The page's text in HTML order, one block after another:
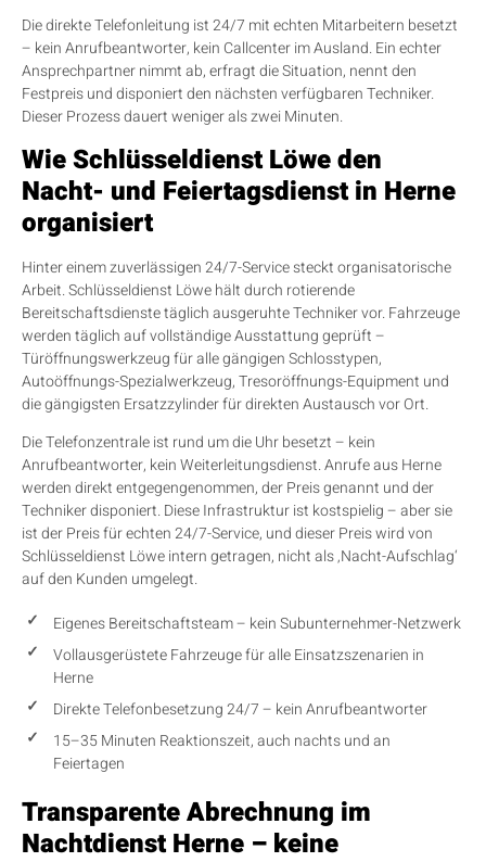
Die direkte Telefonleitung ist 24/7 mit echten Mitarbeitern besetzt
– kein Anrufbeantworter, kein Callcenter im Ausland. Ein echter
Ansprechpartner nimmt ab, erfragt die Situation, nennt den
Festpreis und disponiert den nächsten verfügbaren Techniker.
Dieser Prozess dauert weniger als zwei Minuten.
Wie Schlüsseldienst Löwe den
Nacht- und Feiertagsdienst in Herne
organisiert
Hinter einem zuverlässigen 24/7-Service steckt organisatorische
Arbeit. Schlüsseldienst Löwe hält durch rotierende
Bereitschaftsdienste täglich ausgeruhte Techniker vor. Fahrzeuge
werden täglich auf vollständige Ausstattung geprüft –
Türöffnungswerkzeug für alle gängigen Schlosstypen,
Autoöffnungs-Spezialwerkzeug, Tresoröffnungs-Equipment und
die gängigsten Ersatzzylinder für direkten Austausch vor Ort.
Die Telefonzentrale ist rund um die Uhr besetzt – kein
Anrufbeantworter, kein Weiterleitungsdienst. Anrufe aus Herne
werden direkt entgegengenommen, der Preis genannt und der
Techniker disponiert. Diese Infrastruktur ist kostspielig – aber sie
ist der Preis für echten 24/7-Service, und dieser Preis wird von
Schlüsseldienst Löwe intern getragen, nicht als ‚Nacht-Aufschlag‘
auf den Kunden umgelegt.
Eigenes Bereitschaftsteam – kein Subunternehmer-Netzwerk
Vollausgerüstete Fahrzeuge für alle Einsatzszenarien in
Herne
Direkte Telefonbesetzung 24/7 – kein Anrufbeantworter
15–35 Minuten Reaktionszeit, auch nachts und an
Feiertagen
Transparente Abrechnung im
Nachtdienst Herne – keine